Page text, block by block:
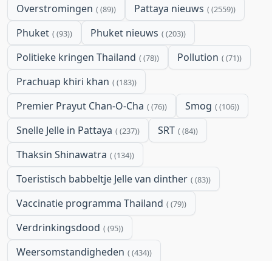
Overstromingen (89) Pattaya nieuws (2559)
Phuket (93) Phuket nieuws (203)
Politieke kringen Thailand (78) Pollution (71)
Prachuap khiri khan (183)
Premier Prayut Chan-O-Cha (76) Smog (106)
Snelle Jelle in Pattaya (237) SRT (84)
Thaksin Shinawatra (134)
Toeristisch babbeltje Jelle van dinther (83)
Vaccinatie programma Thailand (79)
Verdrinkingsdood (95)
Weersomstandigheden (434)